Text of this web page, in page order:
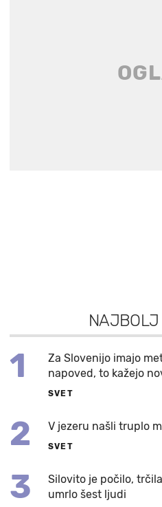
NAJBOLJ
1
Za Slovenijo imajo
napoved, to kažejo
SVET
2 V jezeru našli truplo
SVET
3
Silovito je počilo,
umrlo šest ljudi